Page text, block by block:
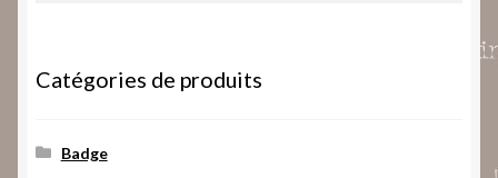
Catégories de produits
Badge